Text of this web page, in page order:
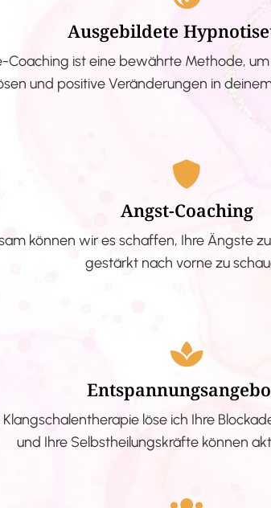
Ausgebildete
Coaching ist eine bewährte Methode,
und positive Veränderungen in
Angst-Coaching
können wir es schaffen, Ihre Ängste
gestärkt nach vorne zu
löse ich Ihre
und Ihre Selbstheilungskräfte können